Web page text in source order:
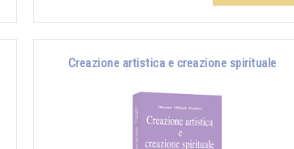
Creazione artistica e creazione spirituale